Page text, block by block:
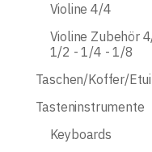
Violine 4/4
Violine Zubehör
1/2 - 1/4 - 1/8
Taschen/Koffer/Etui
Tasteninstrumente
Keyboards